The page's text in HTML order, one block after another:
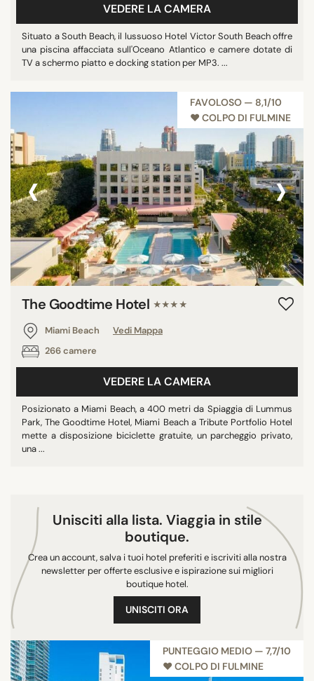
Mostra tutti
3 stelle
4 stelle
5 stelle
PUNTEGGIO MEDIO
7/10
8/10
9/10
10/10
Brickell
Mid Beach
North Beach
RICERCA
VEDERE LA CAMERA
Situato a South Beach, il lussuoso Hotel Victor South Beach offre
una piscina affacciata sull'Oceano Atlantico e camere dotate di
TV a schermo piatto e docking station per MP3. ...
FAVOLOSO — 8,1/10
♥︎ COLPO DI FULMINE
‹ ›
The Goodtime Hotel ★★★★
Miami Beach
Vedi Mappa
266 camere
VEDERE LA CAMERA
Posizionato a Miami Beach, a 400 metri da Spiaggia di Lummus
Park, The Goodtime Hotel, Miami Beach a Tribute Portfolio Hotel
mette a disposizione biciclette gratuite, un parcheggio privato,
una ...
Unisciti alla lista. Viaggia in stile
boutique.
Crea un account, salva i tuoi hotel preferiti e iscriviti alla nostra
newsletter per offerte esclusive e ispirazione sui migliori
boutique hotel.
UNISCITI ORA
PUNTEGGIO MEDIO — 7,7/10
♥︎ COLPO DI FULMINE